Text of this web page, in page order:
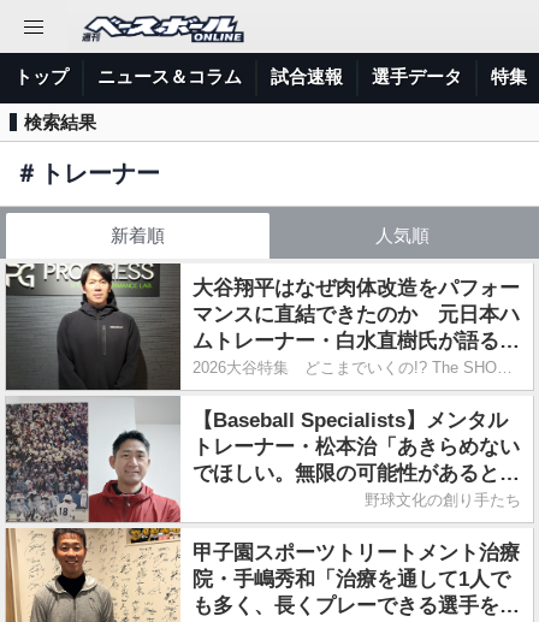
トップ ニュース＆コラム 試合速報 選手データ 特集
検索結果
＃ トレーナー
新着順 人気順
大谷翔平はなぜ肉体改造をパフォー
マンスに直結できたのか 元日本ハ
ムトレーナー・白水直樹氏が語る理
由
2026大谷特集 どこまでいくの!? The SHOHEI's EVOLUTION
【Baseball Specialists】メンタル
トレーナー・松本治「あきらめない
でほしい。無限の可能性があると伝
野球文化の創り手たち
甲子園スポーツトリートメント治療
院・手嶋秀和「治療を通して1人で
も多く、長くプレーできる選手を増